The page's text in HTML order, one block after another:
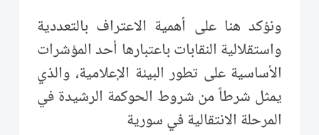
ونؤكد هنا على أهمية الاعتراف بالتعددية
واستقلالية النقابات باعتبارها أحد المؤشرات
الأساسية على تطور البيئة الإعلامية، والذي
يمثل شرطاً من شروط الحوكمة الرشيدة في
المرحلة الانتقالية في سورية